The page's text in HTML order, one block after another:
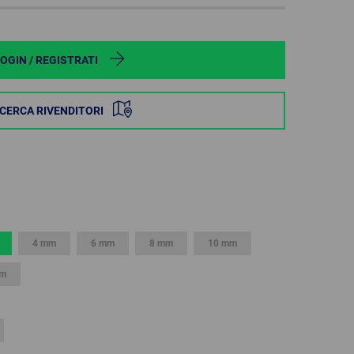
SWEDEN
SWITZERLAND
/ REGISTRATI
RIVENDITORI
4 mm 6 mm 8 mm 10 mm